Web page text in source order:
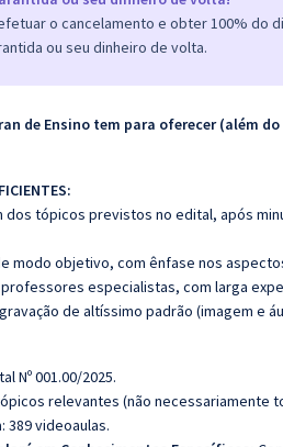
o cancelamento e obter 100% do
ou seu dinheiro de volta.
de Ensino tem para oferecer (além
dos tópicos previstos no edital, após
modo objetivo, com ênfase nos
especialistas, com larga
de altíssimo padrão (imagem e
Nº 001.00/2025.
relevantes (não necessariamente
389 videoaulas.